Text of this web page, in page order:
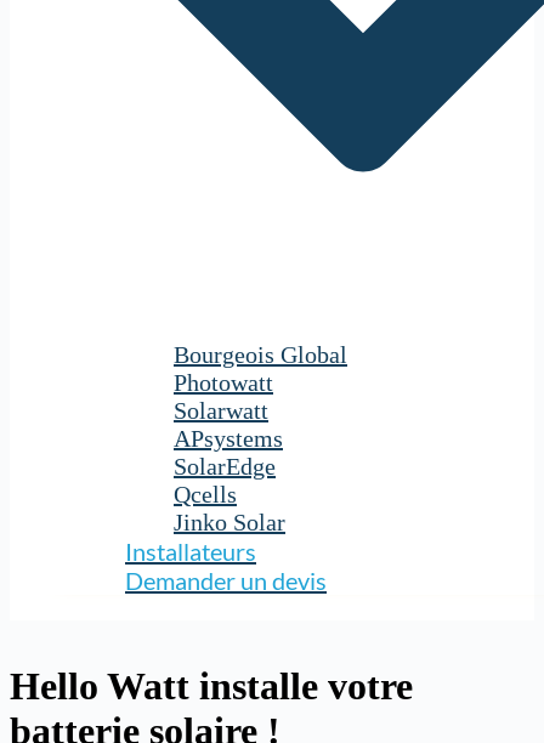
Bourgeois Global
Photowatt
Solarwatt
APsystems
SolarEdge
Qcells
Jinko Solar
Installateurs
Demander un devis
Hello Watt installe votre
batterie solaire !